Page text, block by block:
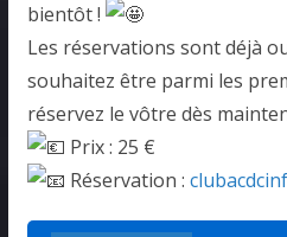
bientôt !
Les réservations sont déjà
souhaitez être parmi les
réservez le vôtre dès
Prix : 25 €
Réservation :